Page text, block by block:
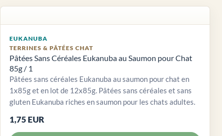
EUKANUBA
TERRINES & PÂTÉES CHAT
Pâtées Sans Céréales Eukanuba au Saumon pour Chat
85g / 1
Pâtées sans céréales Eukanuba au saumon pour chat en
1x85g et en lot de 12x85g. Pâtées sans céréales et sans
gluten Eukanuba riches en saumon pour les chats adultes.
1,75 EUR